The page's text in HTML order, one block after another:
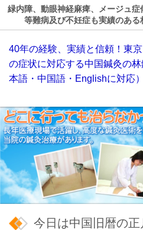
緑内障、動眼神経麻痺、メージュ症
等難病及び不妊症も実績のある
40年の経験、実績と信頼！東
の症状に対応する中国鍼灸の
本語・中国語・Englishに対応）
今日は中国旧暦の正